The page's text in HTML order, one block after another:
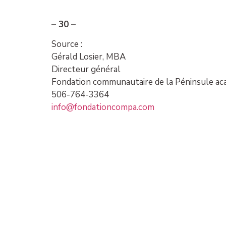
– 30 –
Source :
Gérald Losier, MBA
Directeur général
Fondation communautaire de la Péninsule
506-764-3364
info@fondationcompa.com